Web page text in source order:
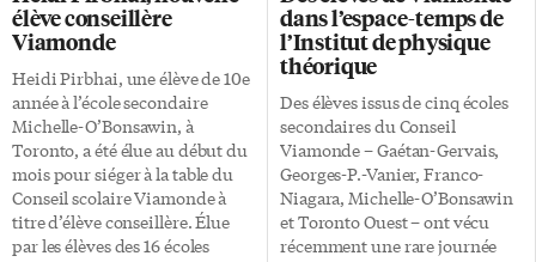
du territoire. Plan stratégique
Pour lui, cette année scolaire
revêt une importance
particulière: «elle conclut la
mise en œuvre de notre plan
stratégique 2021-2025 et ouvre
la voie à notre trajectoire 2026-
2030». «Ce passage […]
techniques et créatives,
organisées dans le gymnase et la
cafétéria de l’école hôte. Il fallait
notamment piloter un drone
avec précision et coder un vol
en carré d’un mètre sur un
mètre à 50 cm de hauteur. […]
élève conseillère
Viamonde
Heidi Pirbhai, une élève de 10e
année à l’école secondaire
Michelle-O’Bonsawin, à
Toronto, a été élue au début du
mois pour siéger à la table du
Conseil scolaire Viamonde à
titre d’élève conseillère. Élue
par les élèves des 16 écoles
dans l’espace-temps de
l’Institut de physique
théorique
Des élèves issus de cinq écoles
secondaires du Conseil
Viamonde – Gaétan-Gervais,
Georges-P.-Vanier, Franco-
Niagara, Michelle-O’Bonsawin
et Toronto Ouest – ont vécu
récemment une rare journée